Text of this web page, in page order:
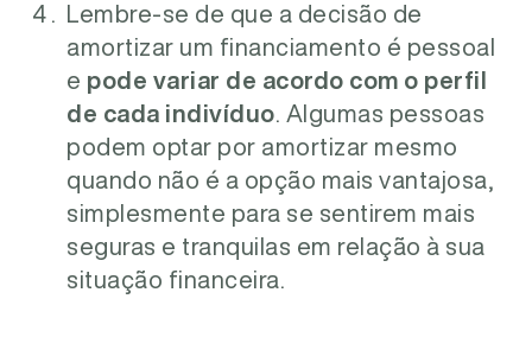
Lembre-se de que a decisão de
amortizar um financiamento é pessoal
e pode variar de acordo com o perfil
de cada indivíduo . Algumas pessoas
podem optar por amortizar mesmo
quando não é a opção mais vantajosa,
simplesmente para se sentirem mais
seguras e tranquilas em relação à sua
situação financeira.